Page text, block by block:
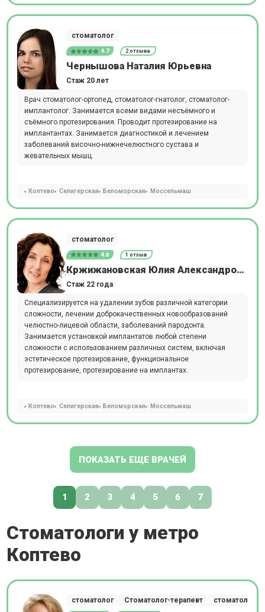
стоматолог
4.7 2 отзыва
Чернышова Наталия Юрьевна
Стаж 20 лет
Врач стоматолог-ортопед, стоматолог-гнатолог, стоматолог-
имплантолог. Занимается всеми видами несъёмного и
съёмного протезирования. Проводит протезирование на
имплантантах. Занимается диагностикой и лечением
заболеваний височно-нижнечелюстного сустава и
жевательных мышц.
Коптево Селигерская Беломорская Моссельмаш
стоматолог
4.8 1 отзыв
Кржижановская Юлия Александровна
Стаж 22 года
Специализируется на удалении зубов различной категории
сложности, лечении доброкачественных новообразований
челюстно-лицевой области, заболеваний пародонта.
Занимается установкой имплантатов любой степени
сложности с использованием различных систем, включая
эстетическое протезирование, функциональное
протезирование, протезирование на имплантах.
Коптево Селигерская Беломорская Моссельмаш
ПОКАЗАТЬ ЕЩЕ ВРАЧЕЙ
1 2 3 4 5 6 7
Стоматологи у метро
Коптево
стоматолог Стоматолог-терапевт стоматолог-